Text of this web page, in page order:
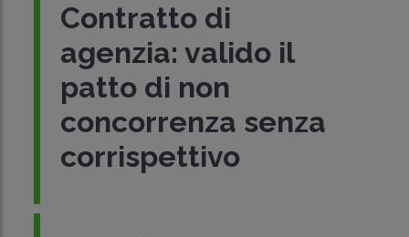
Contratto di
agenzia: valido il
patto di non
concorrenza senza
corrispettivo